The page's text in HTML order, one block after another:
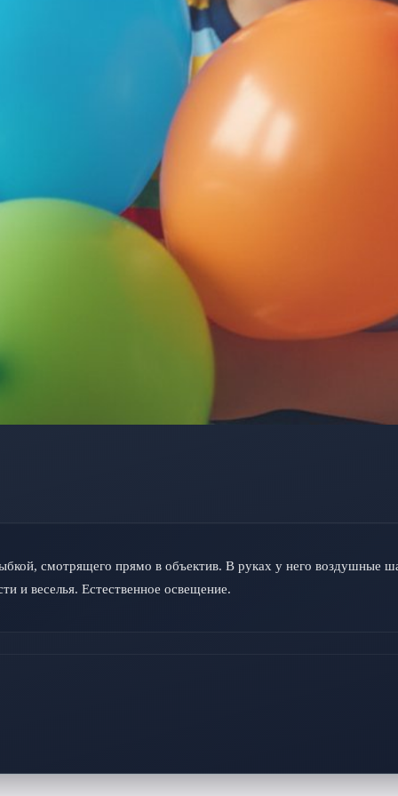
смотрящего прямо в объектив. В руках у него воздушные
и веселья. Естественное освещение.